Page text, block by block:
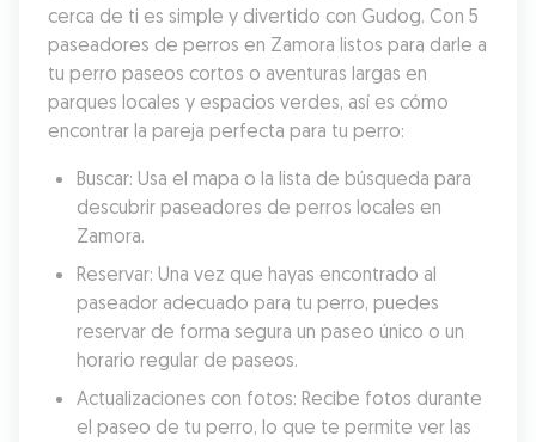
cerca de ti es simple y divertido con Gudog. Con 5
paseadores de perros en Zamora listos para darle a
tu perro paseos cortos o aventuras largas en
parques locales y espacios verdes, así es cómo
encontrar la pareja perfecta para tu perro:
Buscar: Usa el mapa o la lista de búsqueda para
descubrir paseadores de perros locales en
Zamora.
Reservar: Una vez que hayas encontrado al
paseador adecuado para tu perro, puedes
reservar de forma segura un paseo único o un
horario regular de paseos.
Actualizaciones con fotos: Recibe fotos durante
el paseo de tu perro, lo que te permite ver las